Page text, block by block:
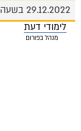
29.12.2022 בשעה 12:31
לימודי דעת
מנהל בפורום